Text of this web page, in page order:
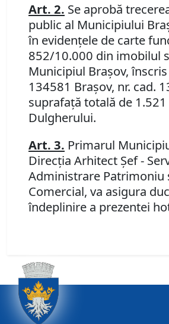
Art. 2. Se aprobă
public al Municipiului
în evidenţele de carte
852/10.000 din imobilul
Municipiul Braşov, înscris
134581 Braşov, nr. cad.
suprafaţă totală de 1.521
Dulgherului.
Art. 3. Primarul
Direcţia Arhitect Şef -
Administrare Patrimoniu
Comercial, va asigura
îndeplinire a prezentei